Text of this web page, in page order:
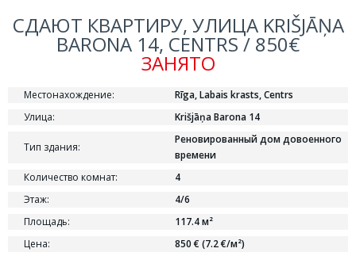
СДАЮТ КВАРТИРУ, УЛИЦА KRIŠJĀŅA
BARONA 14, CENTRS / 850€
ЗАНЯТО
Местонахождение:
Rīga, Labais krasts, Centrs
Улица:
Krišjāņa Barona 14
Тип здания:
Реновированный дом довоенного
времени
Количество комнат:
4
Этаж:
4/6
Площадь:
117.4 м²
Цена:
850 € (7.2 €/м²)